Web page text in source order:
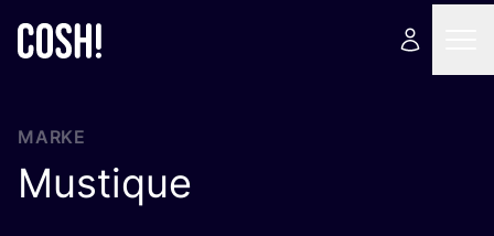
MARKE
Mustique